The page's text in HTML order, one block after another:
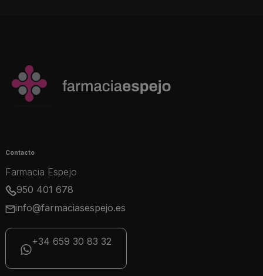
Contacto
Farmacia Espejo
950 401 678
info@farmaciasespejo.es
+34 659 30 83 32